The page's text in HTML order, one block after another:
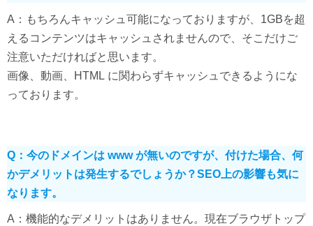
A：もちろんキャッシュ可能になっておりますが、1GBを超
えるコンテンツはキャッシュされませんので、そこだけご
注意いただければと思います。
画像、動画、HTML に関わらずキャッシュできるようにな
っております。
Q：今のドメインは www が無いのですが、付けた場合、何
かデメリットは発生するでしょうか？SEO上の影響も気に
なります。
A：機能的なデメリットはありません。現在ブラウザトップ